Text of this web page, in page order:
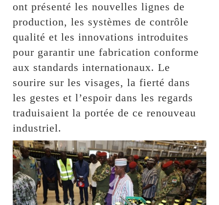
ont présenté les nouvelles lignes de
production, les systèmes de contrôle
qualité et les innovations introduites
pour garantir une fabrication conforme
aux standards internationaux. Le
sourire sur les visages, la fierté dans
les gestes et l’espoir dans les regards
traduisaient la portée de ce renouveau
industriel.